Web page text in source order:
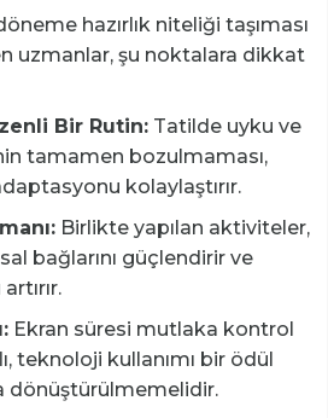
hazırlık niteliği taşıması
uzmanlar, şu noktalara dikkat
Bir Rutin: Tatilde uyku ve
tamamen bozulmaması,
kolaylaştırır.
Birlikte yapılan aktiviteler,
bağlarını güçlendirir ve
Ekran süresi mutlaka kontrol
teknoloji kullanımı bir ödül
dönüştürülmemelidir.